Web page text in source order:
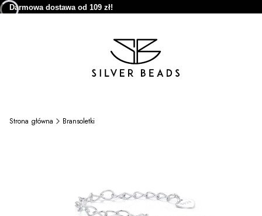
Darmowa dostawa od 109 zł!
Strona główna Bransoletki